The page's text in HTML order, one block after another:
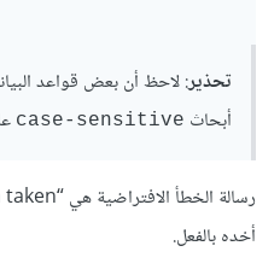
تحذير: لاحظ أن بعض قواعد
أبحاث case-sensitive
أخده بالفعل.